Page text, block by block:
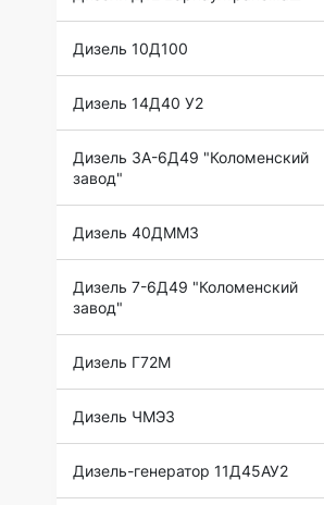
Дизель 10Д100
Дизель 14Д40 У2
Дизель 3А-6Д49 "Коломенский
завод"
Дизель 40ДММЗ
Дизель 7-6Д49 "Коломенский
завод"
Дизель Г72М
Дизель ЧМЭ3
Дизель-генератор 11Д45АУ2